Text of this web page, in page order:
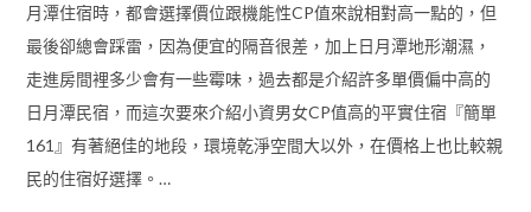
月潭住宿時，都會選擇價位跟機能性CP值來說相對高一點的，但
最後卻總會踩雷，因為便宜的隔音很差，加上日月潭地形潮濕，
走進房間裡多少會有一些霉味，過去都是介紹許多單價偏中高的
日月潭民宿，而這次要來介紹小資男女CP值高的平實住宿『簡單
161』有著絕佳的地段，環境乾淨空間大以外，在價格上也比較親
民的住宿好選擇。…